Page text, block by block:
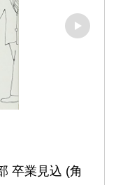
卒業見込 (角